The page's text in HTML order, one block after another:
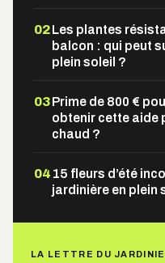
02Les plantes
balcon : qui peut
plein soleil ?
03Prime de 800 €
obtenir cette aide
chaud ?
04 15 fleurs d’été
jardinière en plein
LA LETTRE DU